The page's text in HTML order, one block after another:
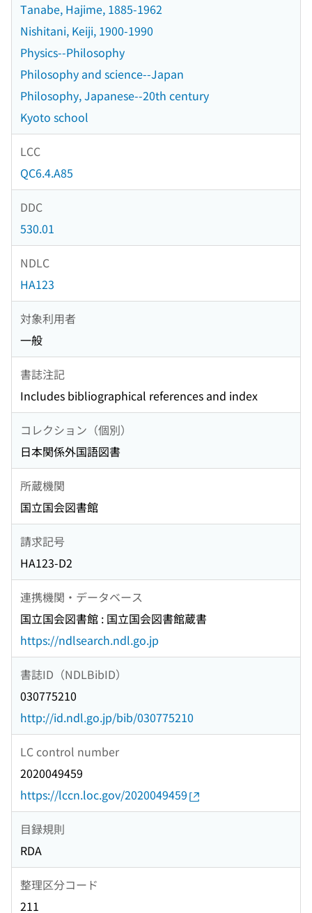
Tanabe, Hajime, 1885-1962
Nishitani, Keiji, 1900-1990
Physics--Philosophy
Philosophy and science--Japan
Philosophy, Japanese--20th century
Kyoto school
LCC
QC6.4.A85
DDC
530.01
NDLC
HA123
対象利用者
一般
書誌注記
Includes bibliographical references and index
コレクション（個別）
日本関係外国語図書
所蔵機関
国立国会図書館
請求記号
HA123-D2
連携機関・データベース
国立国会図書館 : 国立国会図書館蔵書
https://ndlsearch.ndl.go.jp
書誌ID（NDLBibID）
030775210
http://id.ndl.go.jp/bib/030775210
LC control number
2020049459
https://lccn.loc.gov/2020049459
目録規則
RDA
整理区分コード
211